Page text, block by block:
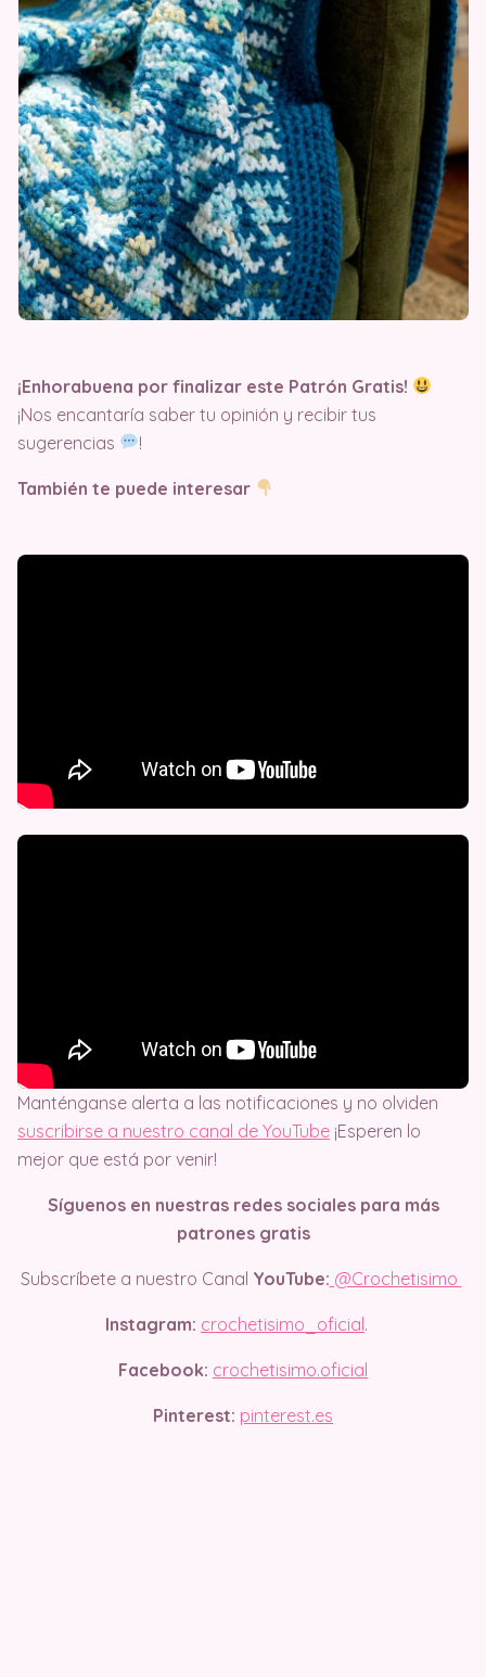
¡Enhorabuena por finalizar este Patrón Gratis!
¡Nos encantaría saber tu opinión y recibir tus
sugerencias
!
También te puede interesar
Manténganse alerta a las notificaciones y no olviden
suscribirse a nuestro canal de YouTube ¡Esperen lo
mejor que está por venir!
Síguenos en nuestras redes sociales para más
patrones gratis
Subscríbete a nuestro Canal YouTube: @Crochetisimo
Instagram: crochetisimo_oficial.
Facebook: crochetisimo.oficial
Pinterest: pinterest.es